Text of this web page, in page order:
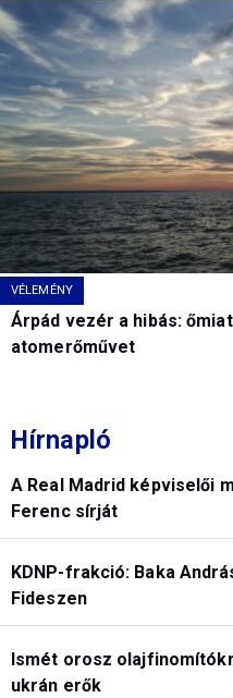
VÉLEMÉNY
Árpád vezér a hibás:
atomerőművet
Hírnapló
A Real Madrid képviselői
Ferenc sírját
KDNP-frakció: Baka
Fideszen
Ismét orosz
ukrán erők